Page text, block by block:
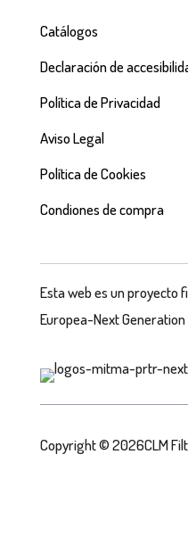
Catálogos
Declaración de
Política de Privacidad
Aviso Legal
Política de Cookies
Condiones de compra
Esta web es un proyecto
Europea-Next Generation
Copyright © 2026CLM